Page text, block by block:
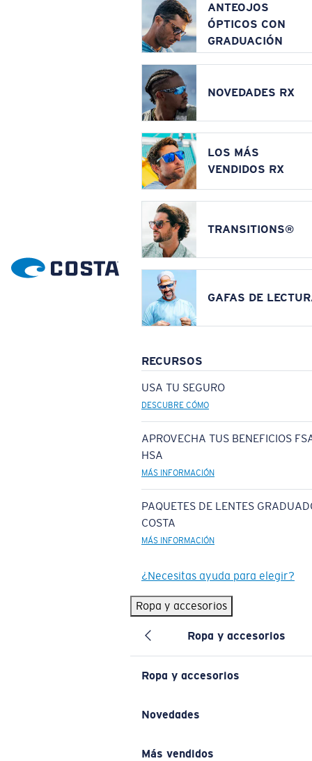
ANTEOJOS
ÓPTICOS CON
GRADUACIÓN
NOVEDADES RX
LOS MÁS
VENDIDOS RX
TRANSITIONS®
GAFAS DE
RECURSOS
USA TU SEGURO
DESCUBRE CÓMO
APROVECHA TUS BENEFICIOS
HSA
MÁS INFORMACIÓN
PAQUETES DE LENTES
COSTA
MÁS INFORMACIÓN
¿Necesitas ayuda para elegir?
Ropa y accesorios
Ropa y accesorios
Ropa y accesorios
Novedades
Más vendidos